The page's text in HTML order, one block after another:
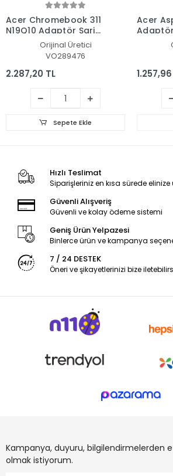
Acer Chromebook 311
N19Q10 Adaptör Şarj
Aleti-CihazıOrijinal Üretici
VO289476
2.287,20 TL
Sepete Ekle
Acer
Hızlı Teslimat
Siparişleriniz en kısa sürede elinize
Güvenli Alışveriş
Güvenli ve kolay ödeme sistemi
Geniş Ürün Yelpazesi
Binlerce ürün ve kampanya
7 / 24 DESTEK
Öneri ve şikayetlerinizi bize
Kampanya, duyuru, bilgilendirmelerden
olmak istiyorum.